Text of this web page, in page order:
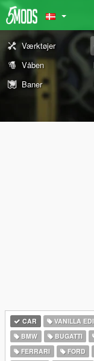
Værktøjer
Våben
Baner
CAR VANILLA
BMW
BUGATTI
FERRARI
FORD